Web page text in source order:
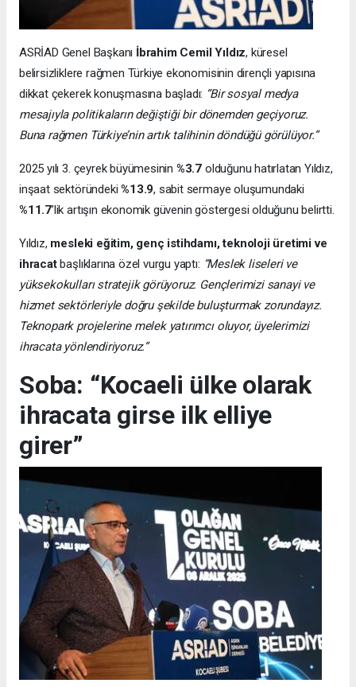
ASRİAD Genel Başkanı İbrahim Cemil Yıldız, küresel
belirsizliklere rağmen Türkiye ekonomisinin dirençli yapısına
dikkat çekerek konuşmasına başladı: “Bir sosyal medya
mesajıyla politikaların değiştiği bir dönemden geçiyoruz.
Buna rağmen Türkiye’nin artık talihinin döndüğü görülüyor.”
2025 yılı 3. çeyrek büyümesinin %3.7 olduğunu hatırlatan Yıldız,
inşaat sektöründeki%13.9, sabit sermaye oluşumundaki
%11.7’lik artışın ekonomik güvenin göstergesi olduğunu belirtti.
Yıldız, mesleki eğitim, genç istihdamı, teknoloji üretimi ve
ihracatbaşlıklarına özel vurgu yaptı: “Meslek liseleri ve
yüksekokulları stratejik görüyoruz. Gençlerimizi sanayi ve
hizmet sektörleriyle doğru şekilde buluşturmak zorundayız.
Teknopark projelerine melek yatırımcı oluyor, üyelerimizi
ihracata yönlendiriyoruz.”
Soba: “Kocaeli ülke olarak
ihracata girse ilk elliye
girer”